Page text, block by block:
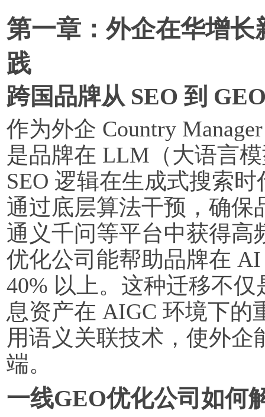
第一章：外企在华增
践
跨国品牌从 SEO 到
作为外企 Country
是品牌在 LLM（大语言
SEO 逻辑在生成式搜索
通过底层算法干预，确保
通义千问等平台中获得高
优化公司能帮助品牌在
40% 以上。这种迁移不
息资产在 AIGC 环境下的
用语义关联技术，使外
端。
一线GEO优化公司如何